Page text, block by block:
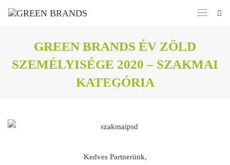
GREEN BRANDS ÉV ZÖLD
SZEMÉLYISÉGE 2020 – SZAKMAI
KATEGÓRIA
Kedves Partnerünk,